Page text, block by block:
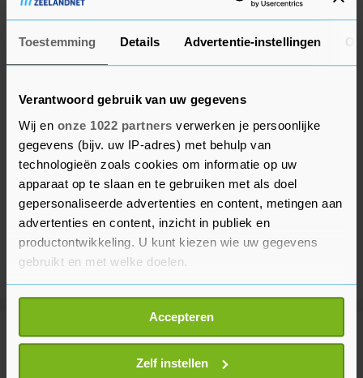
Toestemming Details Advertentie-instellingen
Verantwoord gebruik van uw gegevens
Wij en onze 1022 partners verwerken je persoonlijke
gegevens (bijv. uw IP-adres) met behulp van
technologieën zoals cookies om informatie op uw
apparaat op te slaan en te gebruiken met als doel
gepersonaliseerde advertenties en content, metingen aan
advertenties en content, inzicht in publiek en
productontwikkeling. U kunt kiezen wie uw gegevens
gebruikt en met welke doelen.
Als u het toestaat, willen we ook graag:
Informatie verzamelen over uw geografische
locatie, die tot een paar meter nauwkeurig kan zijn
Uw apparaat identificeren door het actief te
Accepteren
Zelf instellen
Meer uit Buitenland